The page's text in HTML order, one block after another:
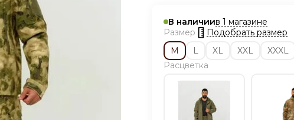
В наличиив 1 магазине
Размер
Подобрать размер
M
L XL XXL
XXXL
Расцветка